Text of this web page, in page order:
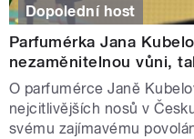
Dopolední host
Parfumérka Jana
nezaměnitelnou vůni,
O parfumérce Janě
nejcitlivějších nosů v
svému zajímavému